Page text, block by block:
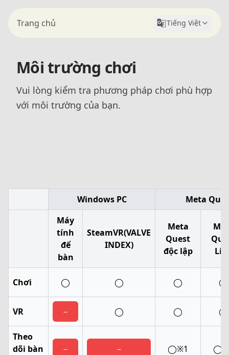
Tiếng Việt
Trang chủ
Môi trường chơi
Vui lòng kiểm tra phương pháp chơi phù hợp
với môi trường của bạn.
Windows PC
Meta
Máy
tính
để
bàn
SteamVR(VALVE
INDEX)
Meta
Quest
độc lập
Chơi ◯ ◯ ◯ ◯
VR － ◯ ◯ ◯
Theo
dõi bàn
－ － ◯※1